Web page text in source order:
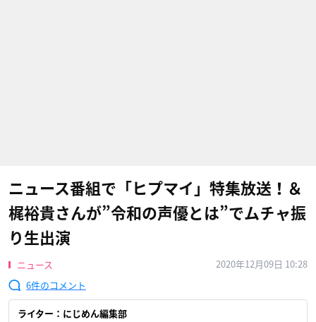
ニュース番組で「ヒプマイ」特集放送！＆
梶裕貴さんが”令和の声優とは”でムチャ振
り生出演
ニュース
2020年12月09日 10:28
6
ライター：にじめん編集部